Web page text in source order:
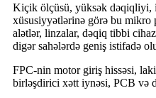
Kiçik ölçüsü, yüksək dəqiqliyi,
xüsusiyyətlərinə görə bu
alətlər, linzalar, dəqiq tibbi
digər sahələrdə geniş istifadə
FPC-nin motor giriş hissəsi,
birləşdirici xətt iynəsi, PCB və